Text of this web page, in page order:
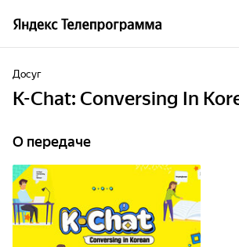
Досуг
K-Chat: Conversing In
О передаче